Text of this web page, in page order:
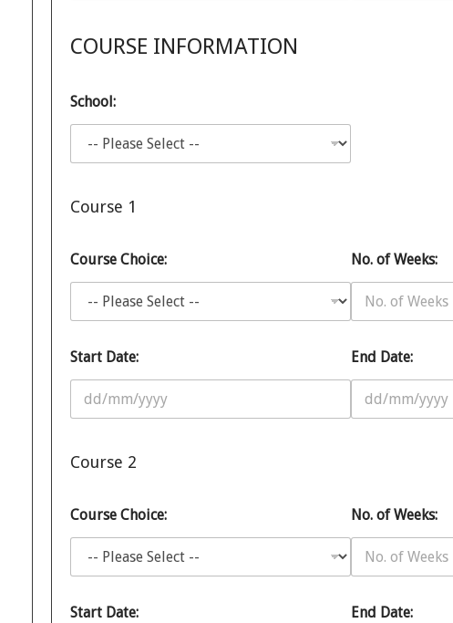
COURSE INFORMATION
School:
Course 1
Course Choice: No. of Weeks:
Start Date: End Date:
Course 2
Course Choice: No. of Weeks:
Start Date: End Date: